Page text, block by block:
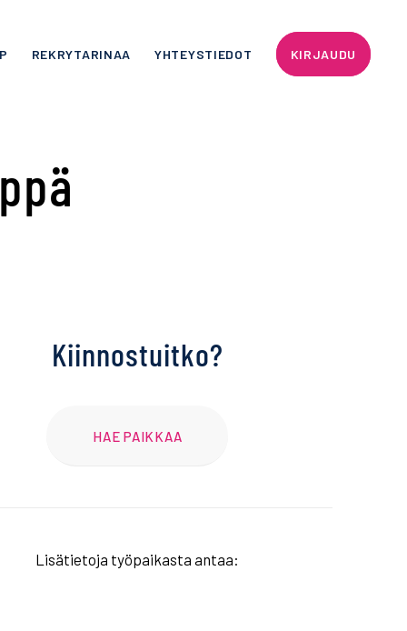
REKRYTARINAA YHTEYSTIEDOT KIRJAUDU
Kiinnostuitko?
HAE PAIKKAA
Lisätietoja työpaikasta antaa: